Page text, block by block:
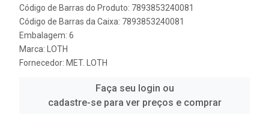
Código de Barras do Produto: 7893853240081
Código de Barras da Caixa: 7893853240081
Embalagem: 6
Marca:
LOTH
Fornecedor: MET. LOTH
Faça seu login ou
cadastre-se para ver preços e comprar